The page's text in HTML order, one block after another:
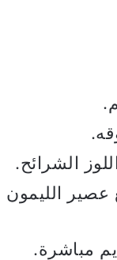
الشرائح.
مباشرة.